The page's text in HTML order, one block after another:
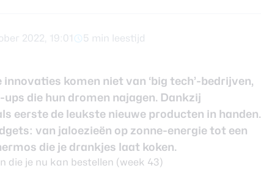
2022, 19:01 5 min leestijd
komen niet van ‘big tech’-bedrijven,
die hun dromen najagen. Dankzij
eerste de leukste nieuwe producten in handen.
van jaloezieën op zonne-energie tot een
die je drankjes laat koken.